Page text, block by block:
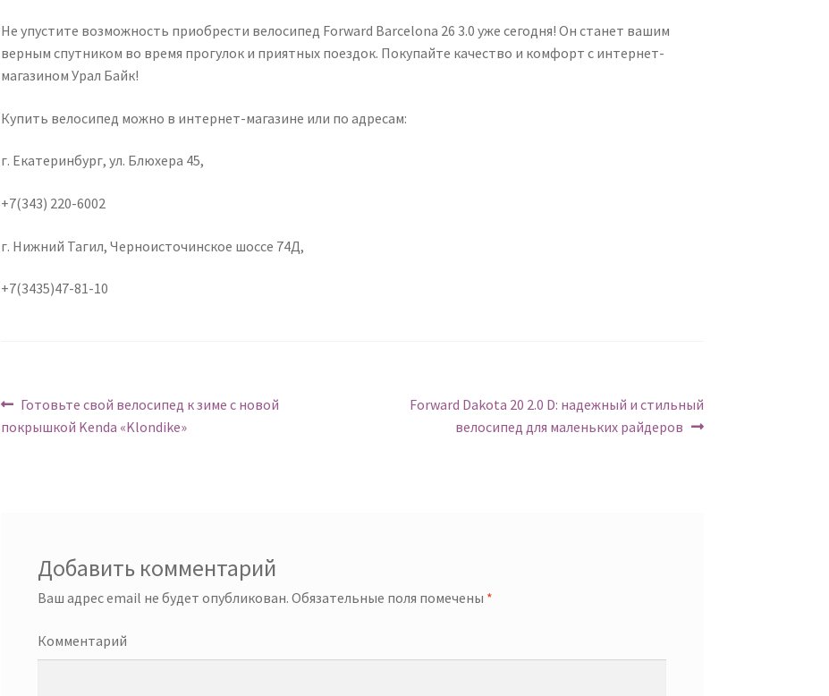
Не упустите возможность приобрести велосипед Forward Barcelona 26 3.0 уже сегодня! Он станет вашим
верным спутником во время прогулок и приятных поездок. Покупайте качество и комфорт с интернет-
магазином Урал Байк!
Купить велосипед можно в интернет-магазине или по адресам:
г. Екатеринбург, ул. Блюхера 45,
+7(343) 220-6002
г. Нижний Тагил, Черноисточинское шоссе 74Д,
+7(3435)47-81-10
Навигация
по
Предыдущий:
Готовьте свой велосипед к зиме с новой
покрышкой Kenda «Klondike»
Следующий:
Forward Dakota 20 2.0 D: надежный и стильный
велосипед для маленьких райдеров
Добавить комментарий
Ваш адрес email не будет опубликован. Обязательные поля помечены *
Комментарий